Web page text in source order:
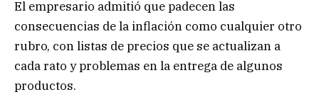
El empresario admitió que padecen las
consecuencias de la inflación como cualquier otro
rubro, con listas de precios que se actualizan a
cada rato y problemas en la entrega de algunos
productos.